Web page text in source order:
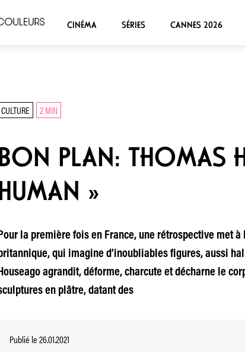
CINÉMA SÉRIES CANNES 2026
CULTURE 2 MIN
PLAN: THOMAS
»
la première fois en France, une rétrospective met
qui imagine d’inoubliables figures, aussi
agrandit, déforme, charcute et décharne le
en plâtre, datant des
Publié le 26.01.2021